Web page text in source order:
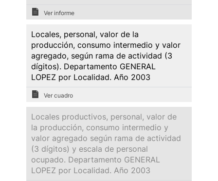
Ver informe
Locales, personal, valor de la
producción, consumo intermedio y valor
agregado, según rama de actividad (3
dígitos). Departamento GENERAL
LOPEZ por Localidad. Año 2003
Ver cuadro
Locales productivos, personal, valor de
la producción, consumo intermedio y
valor agregado según rama de actividad
(3 dígitos) y escala de personal
ocupado. Departamento GENERAL
LOPEZ por Localidad. Año 2003